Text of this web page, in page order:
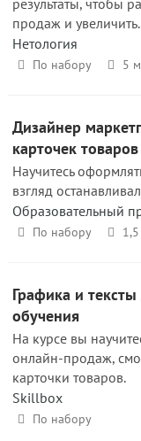
результаты, чтобы
продаж и
Нетология
По набору 5
Дизайнер
карточек товаров
Научитесь
взгляд
Образовательный
По набору
Графика и
обучения
На курсе вы
онлайн-продаж,
карточки товаров.
Skillbox
По набору